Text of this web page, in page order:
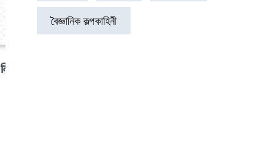
নির্বাচিত কবিতা
বৈজ্ঞানিক কল্পকাহিনী